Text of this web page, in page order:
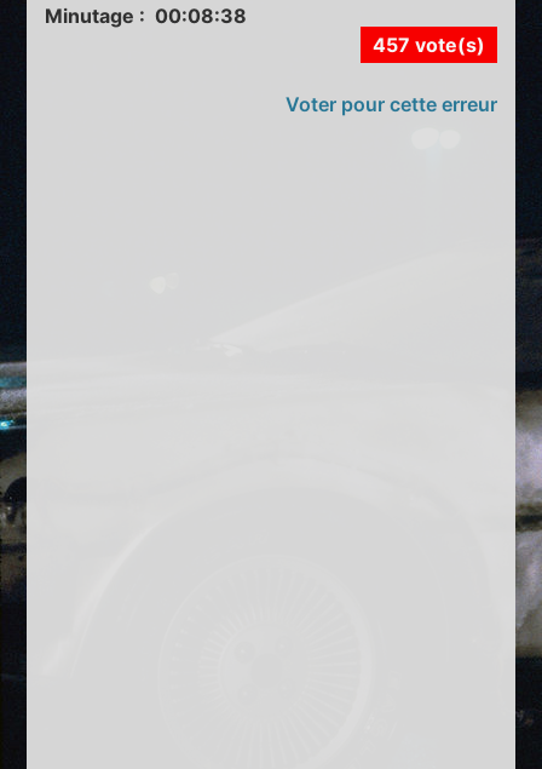
Minutage : 00:08:38
457 vote(s)
Voter pour cette erreur